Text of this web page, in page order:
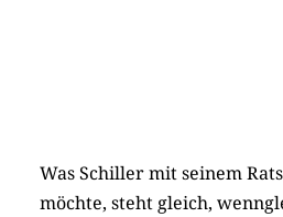
Was Schiller mit seinem
möchte, steht gleich,